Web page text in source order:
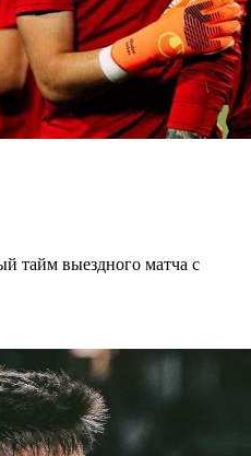
тайм выездного матча с